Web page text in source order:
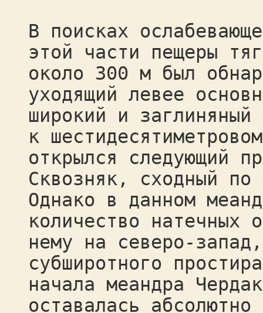
В поисках
этой части пещеры
около 300 м был
уходящий левее
широкий и
к
открылся следующий
Сквозняк, сходный по
Однако в данном
количество натечных
нему на северо-
субширотного
начала меандра
оставалась